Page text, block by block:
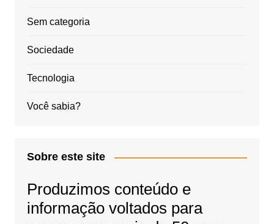
Sem categoria
Sociedade
Tecnologia
Você sabia?
Sobre este site
Produzimos conteúdo e
informação voltados para